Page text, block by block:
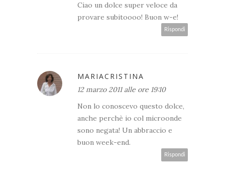
Ciao un dolce super veloce da
provare subitoooo! Buon w-e!
Rispondi
MARIACRISTINA
12 marzo 2011 alle ore 19:10
Non lo conoscevo questo dolce,
anche perchè io col microonde
sono negata! Un abbraccio e
buon week-end.
Rispondi